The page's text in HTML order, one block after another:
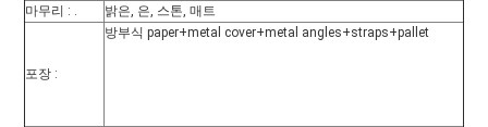
마무리 : . 밝은, 은, 스톤, 매트
포장 :
방부식 paper+metal cover+metal angles+straps+pallet